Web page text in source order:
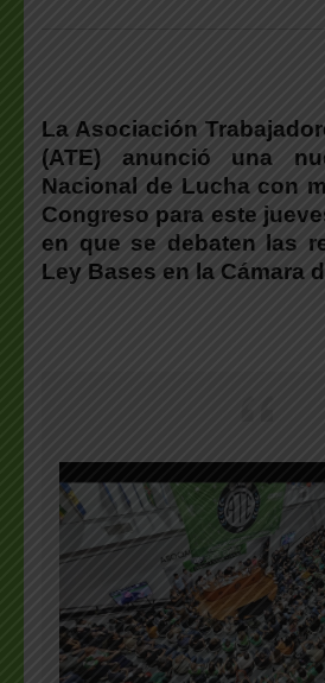
La Asociación
(ATE) anunció una
Nacional de Lucha con
Congreso para este
en que se debaten las
Ley Bases en la Cámara